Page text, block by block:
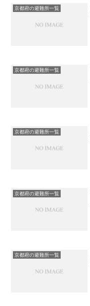
京都府の避難所一覧
京都府の避難所一覧
京都府の避難所一覧
京都府の避難所一覧
京都府の避難所一覧